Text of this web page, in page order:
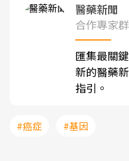
醫藥新聞
合作專家群
匯集最關
新的醫藥
指引。
#癌症 #基因